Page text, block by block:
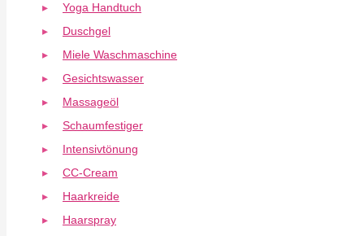
Yoga Handtuch
Duschgel
Miele Waschmaschine
Gesichtswasser
Massageöl
Schaumfestiger
Intensivtönung
CC-Cream
Haarkreide
Haarspray